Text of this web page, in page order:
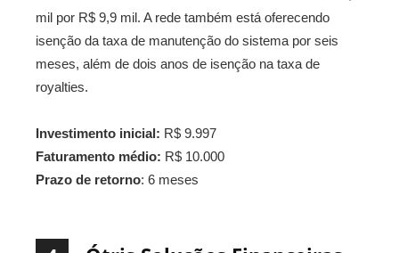
mil por R$ 9,9 mil. A rede também está oferecendo
isenção da taxa de manutenção do sistema por seis
meses, além de dois anos de isenção na taxa de
royalties.
Investimento inicial: R$ 9.997
Faturamento médio: R$ 10.000
Prazo de retorno: 6 meses